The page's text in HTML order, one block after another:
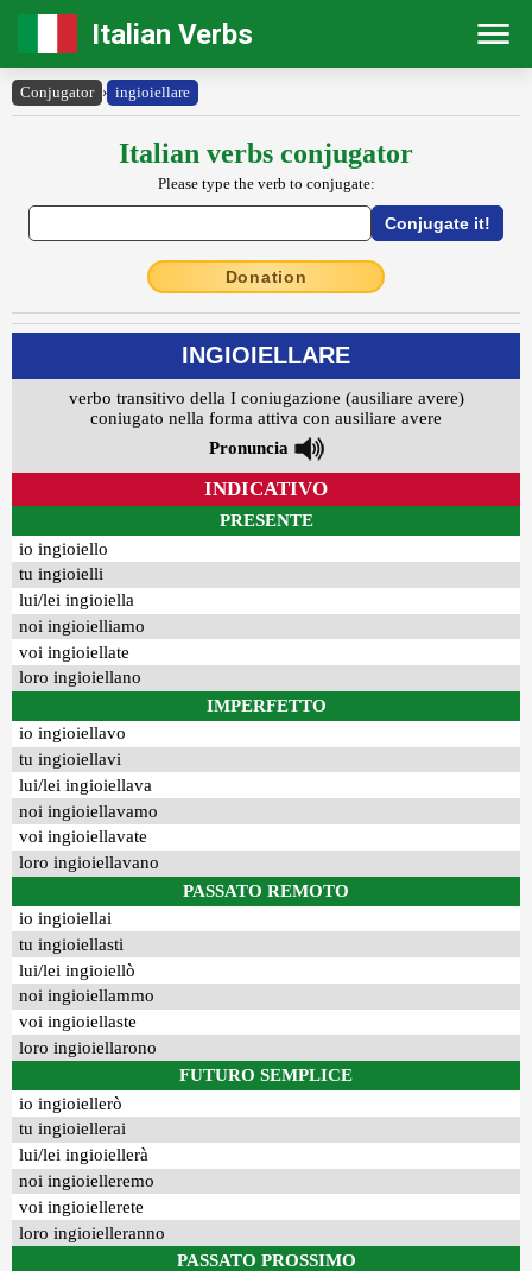
Italian Verbs
Conjugator › ingioiellare
Italian verbs conjugator
Please type the verb to conjugate:
Donation
INGIOIELLARE
verbo transitivo della I coniugazione (ausiliare avere)
coniugato nella forma attiva con ausiliare avere
Pronuncia
INDICATIVO
PRESENTE
io ingioiello
tu ingioielli
lui/lei ingioiella
noi ingioielliamo
voi ingioiellate
loro ingioiellano
IMPERFETTO
io ingioiellavo
tu ingioiellavi
lui/lei ingioiellava
noi ingioiellavamo
voi ingioiellavate
loro ingioiellavano
PASSATO REMOTO
io ingioiellai
tu ingioiellasti
lui/lei ingioiellò
noi ingioiellammo
voi ingioiellaste
loro ingioiellarono
FUTURO SEMPLICE
io ingioiellerò
tu ingioiellerai
lui/lei ingioiellerà
noi ingioielleremo
voi ingioiellerete
loro ingioielleranno
PASSATO PROSSIMO